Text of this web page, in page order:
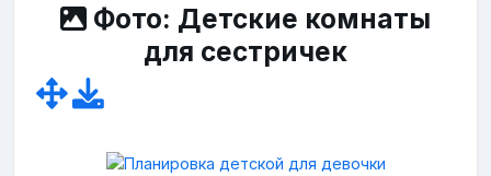
Фото: Детские комнаты
для сестричек